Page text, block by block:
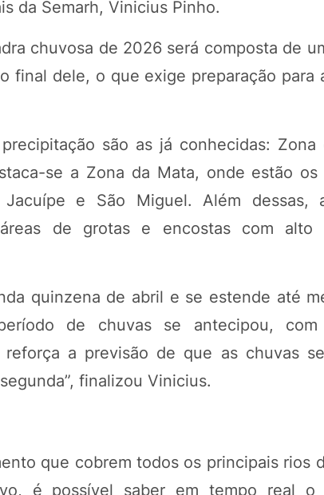
da Semarh, Vinicius Pinho.
chuvosa de 2026 será composta de
final dele, o que exige preparação para
são as já conhecidas: Zona
se a Zona da Mata, onde estão os
e São Miguel. Além dessas,
de grotas e encostas com alto
quinzena de abril e se estende até
de chuvas se antecipou, com
a previsão de que as chuvas
finalizou Vinicius.
que cobrem todos os principais rios
é possível saber em tempo real